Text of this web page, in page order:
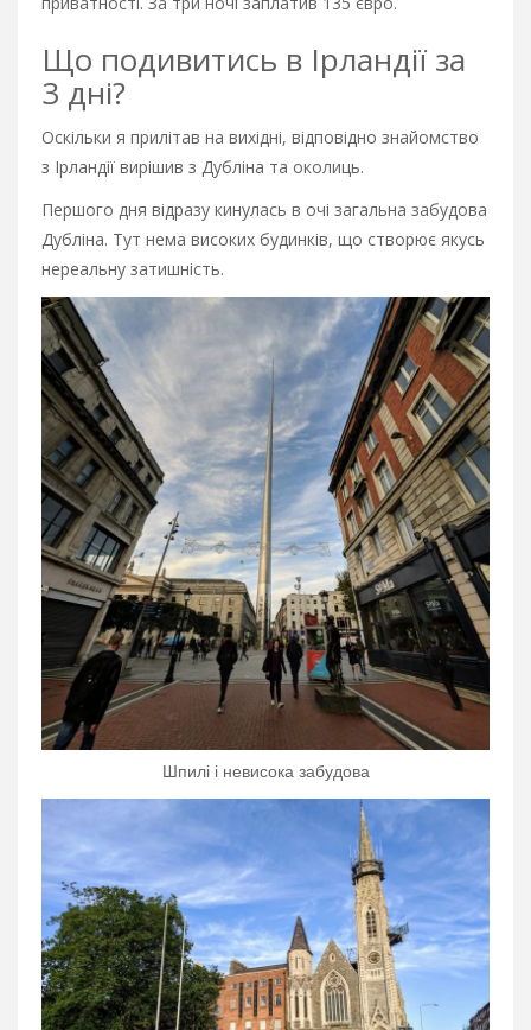
Що подивитись в Ірландії за
3 дні?
Оскільки я прилітав на вихідні, відповідно знайомство
з Ірландії вирішив з Дубліна та околиць.
Першого дня відразу кинулась в очі загальна забудова
Дубліна. Тут нема високих будинків, що створює якусь
нереальну затишність.
Шпилі і невисока забудова